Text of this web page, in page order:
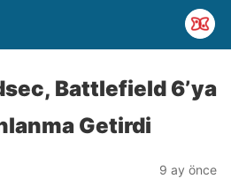
Battlefield 6’ya
Getirdi
9 ay önce